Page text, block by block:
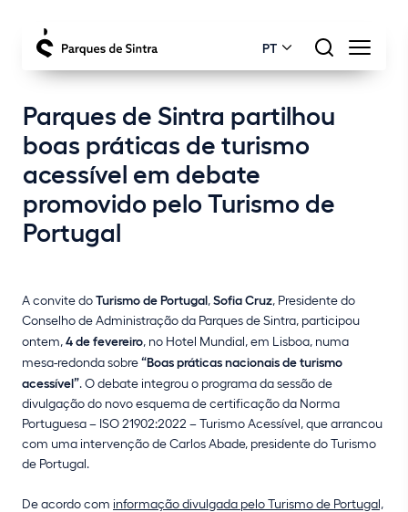
PT
Parques de Sintra partilhou
boas práticas de turismo
acessível em debate
promovido pelo Turismo de
Portugal
A convite doTurismo de Portugal,Sofia Cruz, Presidente do
Conselho de Administração da Parques de Sintra, participou
ontem,4 de fevereiro, no Hotel Mundial, em Lisboa, numa
mesa-redonda sobre“Boas práticas nacionais de turismo
acessível”. O debate integrou o programa da sessão de
divulgação do novo esquema de certificação da Norma
Portuguesa – ISO 21902:2022 – Turismo Acessível, que arrancou
com uma intervenção de Carlos Abade, presidente do Turismo
de Portugal.
De acordo com informação divulgada pelo Turismo de Portugal,